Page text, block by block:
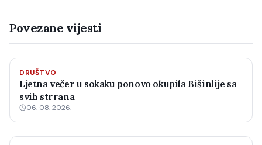
Povezane vijesti
DRUŠTVO
Ljetna večer u sokaku ponovo okupila Bišinlije sa
svih strrana
06. 08. 2026.